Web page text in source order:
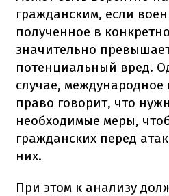
гражданским, если
полученное в
значительно
потенциальный вред.
случае, международное
право говорит, что
необходимые меры,
гражданских перед
них.
При этом к анализу